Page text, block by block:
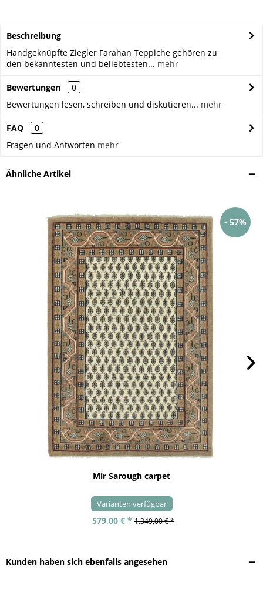
Beschreibung
Handgeknüpfte Ziegler Farahan Teppiche gehören zu
den bekanntesten und beliebtesten... mehr
Bewertungen
0
Bewertungen lesen, schreiben und diskutieren... mehr
FAQ
0
Fragen und Antworten mehr
Ähnliche Artikel
- 57%
Mir Sarough carpet
Varianten verfügbar
579,00 € * 1.349,00 € *
Kunden haben sich ebenfalls angesehen